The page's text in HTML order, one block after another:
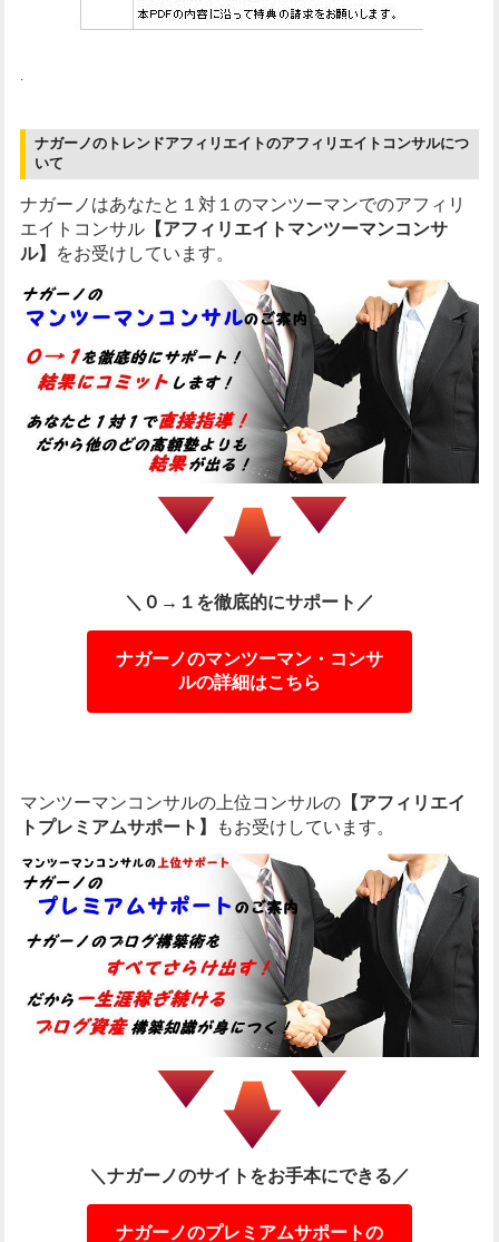
.
ナガーノのトレンドアフィリエイトのアフィリエイトコンサルにつ
いて
ナガーノはあなたと１対１のマンツーマンでのアフィリ
エイトコンサル【アフィリエイトマンツーマンコンサ
ル】
をお受けしています。
＼０→１を徹底的にサポート／
ナガーノのマンツーマン・コンサ
ルの詳細はこちら
マンツーマンコンサルの上位コンサルの【アフィリエイ
トプレミアムサポート】
もお受けしています。
＼ナガーノのサイトをお手本にできる／
ナガーノのプレミアムサポートの